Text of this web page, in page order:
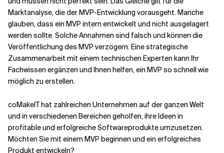
Marktanalyse, die der MVP-Entwicklung vorausgeht. Manche
glauben, dass ein MVP intern entwickelt und nicht ausgelagert
werden sollte. Solche Annahmen sind falsch und können die
Veröffentlichung des MVP verzögern. Eine strategische
Zusammenarbeit mit einem technischen Experten kann Ihr
Fachwissen ergänzen und Ihnen helfen, ein MVP so schnell wie
möglich zu erstellen.
coMakeIT hat zahlreichen Unternehmen auf der ganzen Welt
und in verschiedenen Bereichen geholfen, ihre Ideen in
profitable und erfolgreiche Softwareprodukte umzusetzen.
Möchten Sie mit einem MVP beginnen und ein erfolgreiches
Produkt entwickeln?